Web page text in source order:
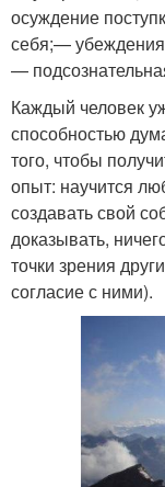
осуждение
себя;—
—
Каждый человек
способностью
того, чтобы
опыт: научится
создавать свой
доказывать,
точки зрения
согласие с ними).